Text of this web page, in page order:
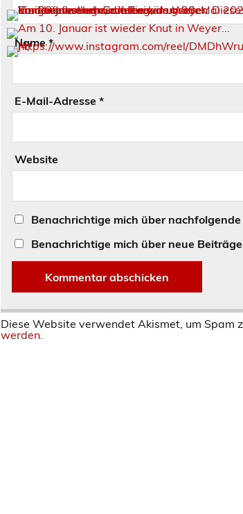
Name*
E-Mail-Adresse*
Website
Benachrichtige mich über
Benachrichtige mich über neue
Diese Website verwendet Akismet, um Spam
werden.